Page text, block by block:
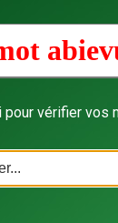
pour vérifier vos